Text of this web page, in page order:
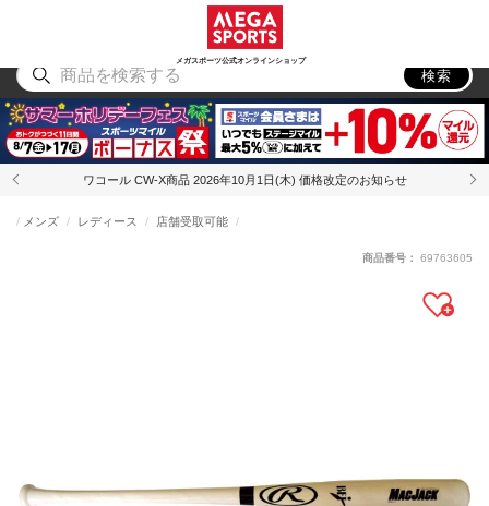
メガスポーツ公式オンラインショップ
アウトドア
検索
ワコール CW-X商品 2026年10月1日(木) 価格改定のお知らせ
メンズ レディース 店舗受取可能
商品番号： 69763605